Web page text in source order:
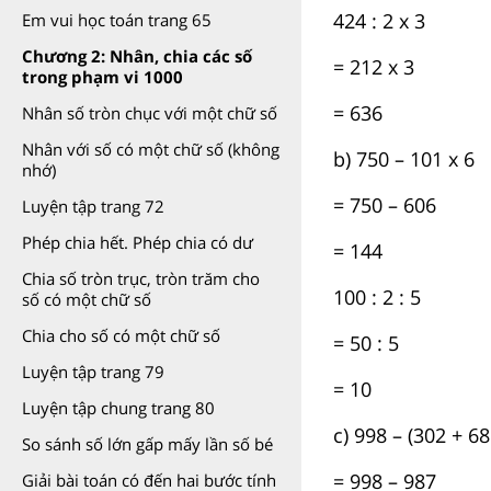
Em vui học toán trang 65
Chương 2: Nhân, chia các số
trong phạm vi 1000
Nhân số tròn chục với một chữ số
Nhân với số có một chữ số (không
nhớ)
Luyện tập trang 72
Phép chia hết. Phép chia có dư
Chia số tròn trục, tròn trăm cho
số có một chữ số
Chia cho số có một chữ số
Luyện tập trang 79
Luyện tập chung trang 80
So sánh số lớn gấp mấy lần số bé
Giải bài toán có đến hai bước tính
424 : 2 x 3
= 212 x 3
= 636
b) 750 – 101 x 6
= 750 – 606
= 144
100 : 2 : 5
= 50 : 5
= 10
c) 998 – (302 +
= 998 – 987